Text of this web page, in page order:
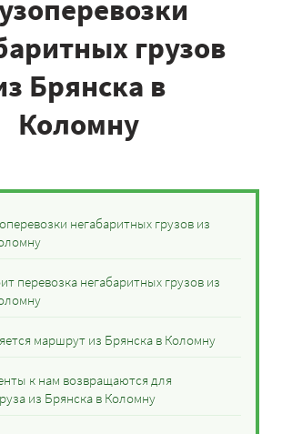
грузов
Брянска в
Коломну
негабаритных грузов из
перевозка негабаритных грузов из
маршрут из Брянска в Коломну
к нам возвращаются для
из Брянска в Коломну